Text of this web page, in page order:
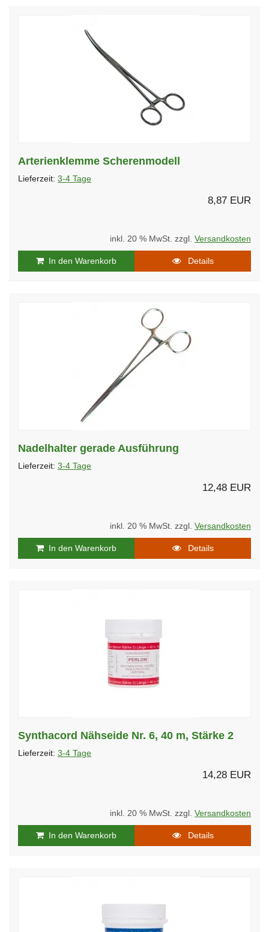
Arterienklemme Scherenmodell
Lieferzeit: 3-4 Tage
8,87 EUR
inkl. 20 % MwSt. zzgl. Versandkosten
In den Warenkorb Details
Nadelhalter gerade Ausführung
Lieferzeit: 3-4 Tage
12,48 EUR
inkl. 20 % MwSt. zzgl. Versandkosten
In den Warenkorb Details
Synthacord Nähseide Nr. 6, 40 m, Stärke 2
Lieferzeit: 3-4 Tage
14,28 EUR
inkl. 20 % MwSt. zzgl. Versandkosten
In den Warenkorb Details